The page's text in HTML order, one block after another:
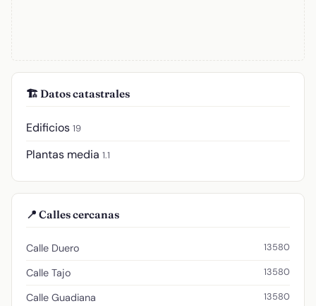
🏗️ Datos catastrales
Edificios 19
Plantas media 1.1
📍 Calles cercanas
Calle Duero 13580
Calle Tajo 13580
Calle Guadiana 13580